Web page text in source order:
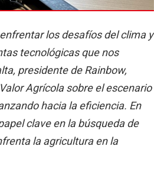
los desafíos del clima y
tecnológicas que nos
presidente de Rainbow,
Agrícola sobre el escenario
hacia la eficiencia. En
clave en la búsqueda de
la agricultura en la